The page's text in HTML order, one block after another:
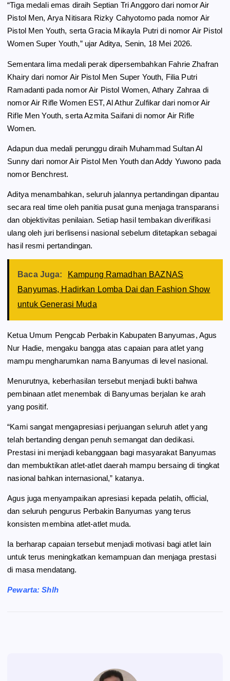
“Tiga medali emas diraih Septian Tri Anggoro dari nomor Air
Pistol Men, Arya Nitisara Rizky Cahyotomo pada nomor Air
Pistol Men Youth, serta Gracia Mikayla Putri di nomor Air Pistol
Women Super Youth,” ujar Aditya, Senin, 18 Mei 2026.
Sementara lima medali perak dipersembahkan Fahrie Zhafran
Khairy dari nomor Air Pistol Men Super Youth, Filia Putri
Ramadanti pada nomor Air Pistol Women, Athary Zahraa di
nomor Air Rifle Women EST, Al Athur Zulfikar dari nomor Air
Rifle Men Youth, serta Azmita Saifani di nomor Air Rifle
Women.
Adapun dua medali perunggu diraih Muhammad Sultan Al
Sunny dari nomor Air Pistol Men Youth dan Addy Yuwono pada
nomor Benchrest.
Aditya menambahkan, seluruh jalannya pertandingan dipantau
secara real time oleh panitia pusat guna menjaga transparansi
dan objektivitas penilaian. Setiap hasil tembakan diverifikasi
ulang oleh juri berlisensi nasional sebelum ditetapkan sebagai
hasil resmi pertandingan.
Baca Juga:
Kampung Ramadhan BAZNAS
Banyumas, Hadirkan Lomba Dai dan Fashion Show
untuk Generasi Muda
Ketua Umum Pengcab Perbakin Kabupaten Banyumas, Agus
Nur Hadie, mengaku bangga atas capaian para atlet yang
mampu mengharumkan nama Banyumas di level nasional.
Menurutnya, keberhasilan tersebut menjadi bukti bahwa
pembinaan atlet menembak di Banyumas berjalan ke arah
yang positif.
“Kami sangat mengapresiasi perjuangan seluruh atlet yang
telah bertanding dengan penuh semangat dan dedikasi.
Prestasi ini menjadi kebanggaan bagi masyarakat Banyumas
dan membuktikan atlet-atlet daerah mampu bersaing di tingkat
nasional bahkan internasional,” katanya.
Agus juga menyampaikan apresiasi kepada pelatih, official,
dan seluruh pengurus Perbakin Banyumas yang terus
konsisten membina atlet-atlet muda.
Ia berharap capaian tersebut menjadi motivasi bagi atlet lain
untuk terus meningkatkan kemampuan dan menjaga prestasi
di masa mendatang.
Pewarta: Shlh